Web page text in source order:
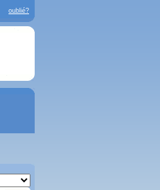
oublié?